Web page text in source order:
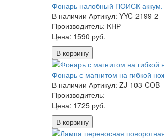
Фонарь налобный ПОИСК аккум.
В наличии Артикул: YYC-2199-2
Производитель: КНР
Цена: 1590 руб.
В корзину
Фонарь с магнитом на гибкой
В наличии Артикул: ZJ-103-COB
Производитель:
Цена: 1725 руб.
В корзину